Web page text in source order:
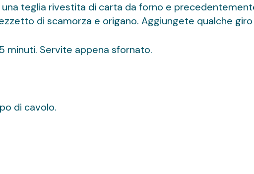
teglia rivestita di carta da forno e
di scamorza e origano. Aggiungete qualche
minuti. Servite appena sfornato.
di cavolo.